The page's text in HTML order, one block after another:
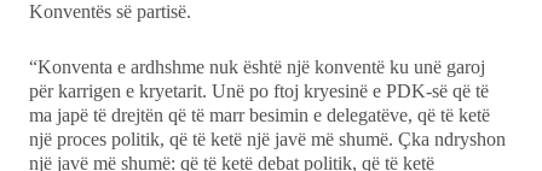
Konventës së partisë.
“Konventa e ardhshme nuk është një konventë ku unë garoj
për karrigen e kryetarit. Unë po ftoj kryesinë e PDK-së që të
ma japë të drejtën që të marr besimin e delegatëve, që të ketë
një proces politik, që të ketë një javë më shumë. Çka ndryshon
një javë më shumë: që të ketë debat politik, që të ketë